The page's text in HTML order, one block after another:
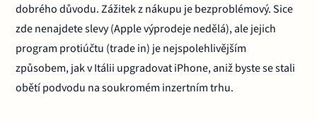
dobrého důvodu. Zážitek z nákupu je bezproblémový. Sice
zde nenajdete slevy (Apple výprodeje nedělá), ale jejich
program protiúčtu (trade in) je nejspolehlivějším
způsobem, jak v Itálii upgradovat iPhone, aniž byste se stali
obětí podvodu na soukromém inzertním trhu.